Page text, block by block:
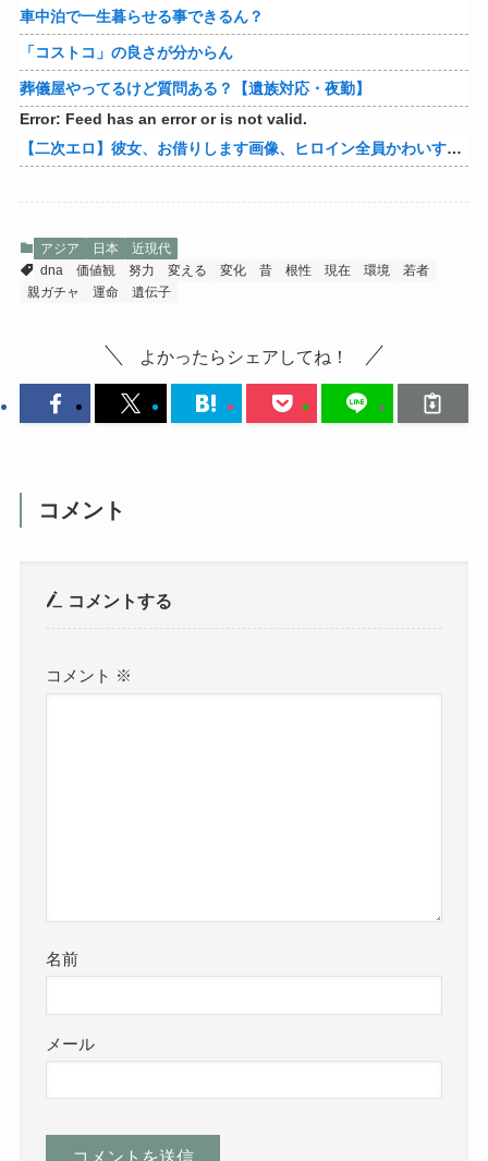
車中泊で一生暮らせる事できるん？
「コストコ」の良さが分からん
葬儀屋やってるけど質問ある？【遺族対応・夜勤】
Error: Feed has an error or is not valid.
【二次エロ】彼女、お借りします画像、ヒロイン全員かわいすぎる件ｗ
アジア 日本
近現代
dna
価値観 努力 変える 変化 昔 根性 現在 環境
若者
親ガチャ
運命 遺伝子
よかったらシェアしてね！
コメント
コメントする
コメント ※
名前
メール